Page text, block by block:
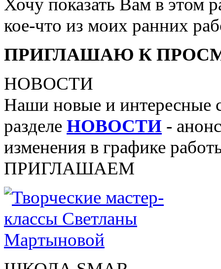
Хочу показать Вам в этом
кое-что из моих ранних
ПРИГЛАШАЮ К
НОВОСТИ
Наши новые и интересные
разделе НОВОСТИ -
изменения в графике
ПРИГЛАШАЕМ